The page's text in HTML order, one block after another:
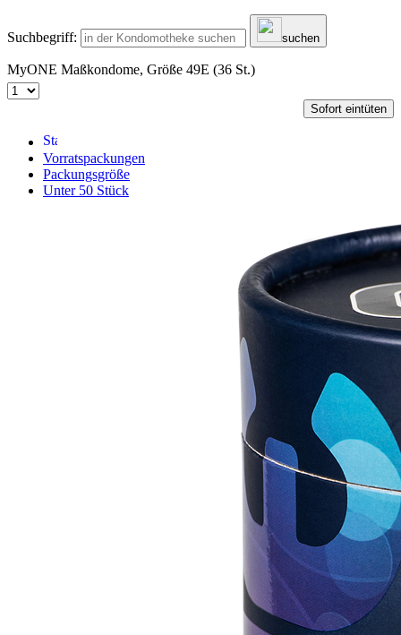
Suchbegriff: suchen
MyONE Maßkondome, Größe 49E (36 St.)
Sofort eintüten
Vorratspackungen
Packungsgröße
Unter 50 Stück